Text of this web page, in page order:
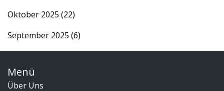
Oktober 2025 (22)
September 2025 (6)
Menü
Über Uns